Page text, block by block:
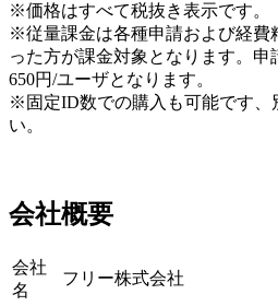
※価格はすべて税抜き表示です。
※従量課金は各種申請および経費
った方が課金対象となります。
650円/ユーザとなります。
※固定ID数での購入も可能です、
い。
会社概要
会社
名
フリー株式会社